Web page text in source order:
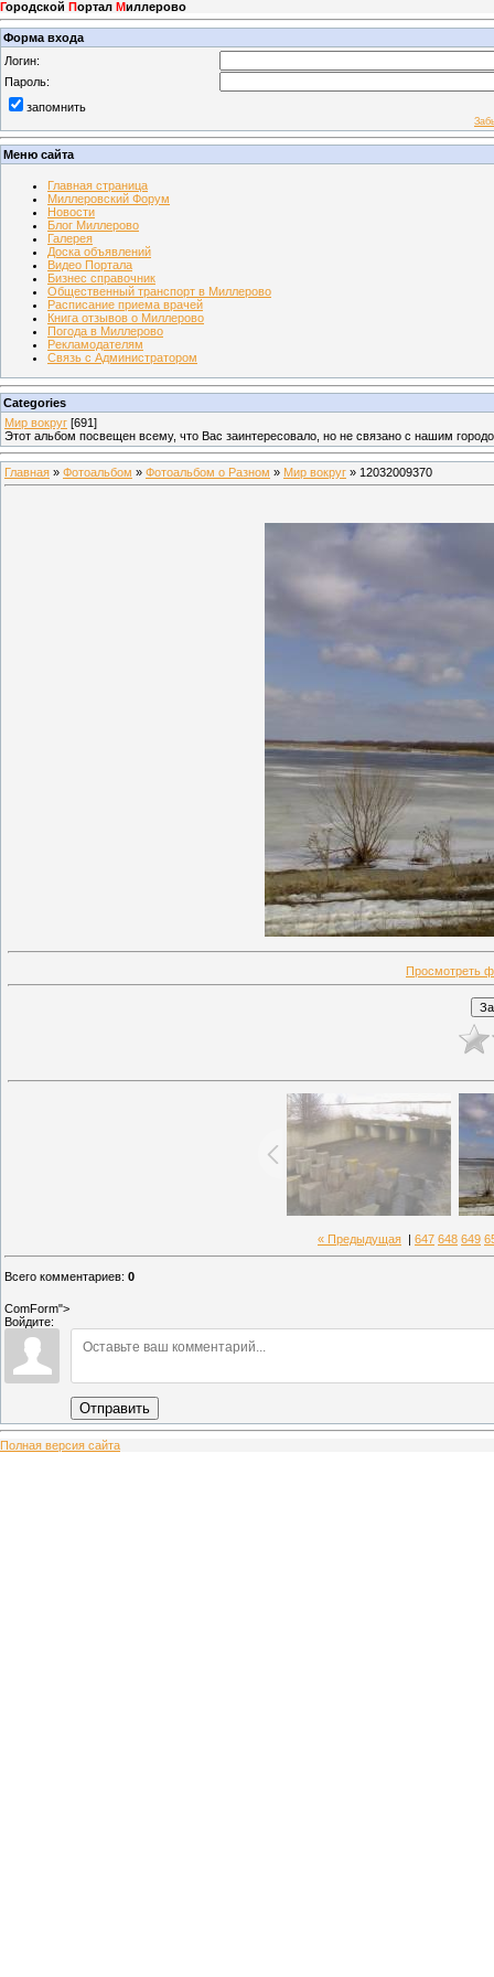
Городской Портал Миллерово
Форма входа
Логин:
Пароль:
запомнить
Меню сайта
Главная страница
Миллеровский Форум
Новости
Блог Миллерово
Галерея
Доска объявлений
Видео Портала
Бизнес справочник
Общественный транспорт в Миллерово
Расписание приема врачей
Книга отзывов о Миллерово
Погода в Миллерово
Рекламодателям
Связь с Администратором
Categories
Мир вокруг [691]
Этот альбом посвещен всему, что Вас заинтересовало, но не связано с нашим
Главная » Фотоальбом » Фотоальбом о Разном » Мир вокруг » 12032009370
Просмотреть
« Предыдущая 647 648 649
Всего комментариев: 0
ComForm">
Войдите:
Отправить
Полная версия сайта